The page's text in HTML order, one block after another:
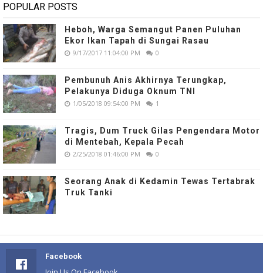
POPULAR POSTS
Heboh, Warga Semangut Panen Puluhan
Ekor Ikan Tapah di Sungai Rasau
9/17/2017 11:04:00 PM 0
Pembunuh Anis Akhirnya Terungkap,
Pelakunya Diduga Oknum TNI
1/05/2018 09:54:00 PM 1
Tragis, Dum Truck Gilas Pengendara Motor
di Mentebah, Kepala Pecah
2/25/2018 01:46:00 PM 0
Seorang Anak di Kedamin Tewas Tertabrak
Truk Tanki
Facebook